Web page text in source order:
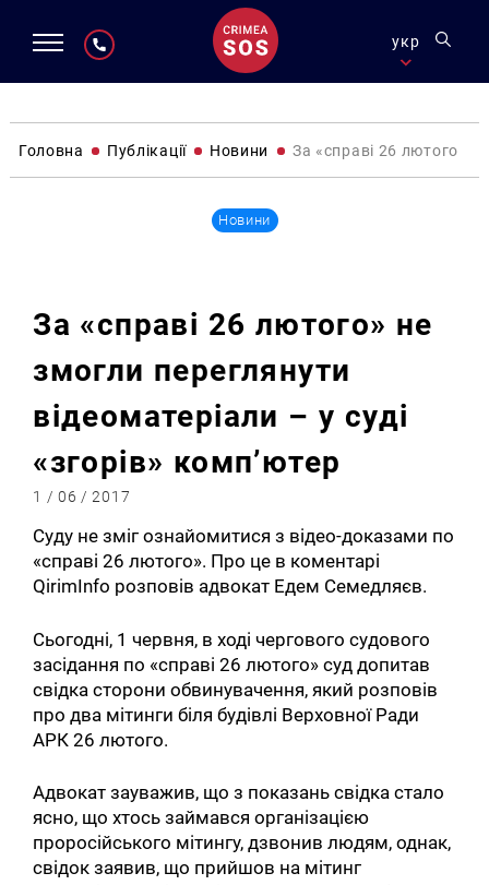
укр
Головна Публікації Новини За «справі 26 лютого»
Новини
За «справі 26 лютого» не
змогли переглянути
відеоматеріали – у суді
«згорів» комп’ютер
1 / 06 / 2017
Суду не зміг ознайомитися з відео-доказами по
«справі 26 лютого». Про це в коментарі
QirimInfo розповів адвокат Едем Семедляєв.
Сьогодні, 1 червня, в ході чергового судового
засідання по «справі 26 лютого» суд допитав
свідка сторони обвинувачення, який розповів
про два мітинги біля будівлі Верховної Ради
АРК 26 лютого.
Адвокат зауважив, що з показань свідка стало
ясно, що хтось займався організацією
проросійського мітингу, дзвонив людям, однак,
свідок заявив, що прийшов на мітинг